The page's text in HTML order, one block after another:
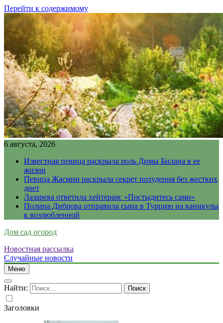
Перейти к содержимому
6 августа, 2026
Известная певица раскрыла роль Димы Билана в ее
жизни
Певица Жасмин раскрыла секрет похудения без жестких
диет
Лазарева ответила хейтерам: «Постыдитесь сами»
Полина Диброва отправила сына в Турцию на каникулы
к возлюбленной
Дом сад огород
Новостная рассылка
Случайные новости
Меню
Найти:
Заголовки